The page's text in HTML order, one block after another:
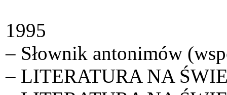
1995
– Słownik antonimów
– LITERATURA NA